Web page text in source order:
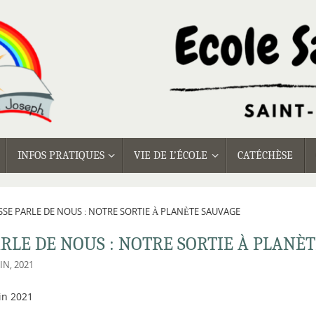
INFOS PRATIQUES VIE DE L’ÉCOLE CATÉCHÈSE
PARLE DE NOUS : NOTRE SORTIE À PLANÈTE SAUVAGE
DE NOUS : NOTRE SORTIE À
2021
2021